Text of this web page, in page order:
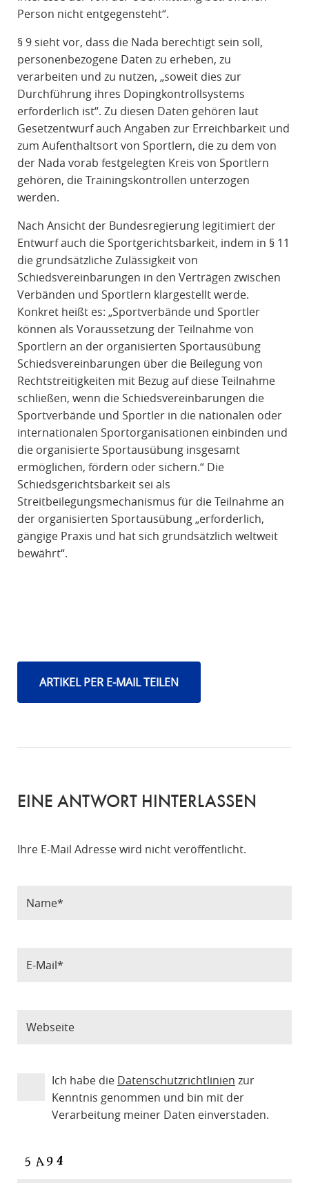
Person nicht entgegensteht“.
§ 9 sieht vor, dass die Nada berechtigt sein soll,
personenbezogene Daten zu erheben, zu
verarbeiten und zu nutzen, „soweit dies zur
Durchführung ihres Dopingkontrollsystems
erforderlich ist“. Zu diesen Daten gehören laut
Gesetzentwurf auch Angaben zur Erreichbarkeit und
zum Aufenthaltsort von Sportlern, die zu dem von
der Nada vorab festgelegten Kreis von Sportlern
gehören, die Trainingskontrollen unterzogen
werden.
Nach Ansicht der Bundesregierung legitimiert der
Entwurf auch die Sportgerichtsbarkeit, indem in § 11
die grundsätzliche Zulässigkeit von
Schiedsvereinbarungen in den Verträgen zwischen
Verbänden und Sportlern klargestellt werde.
Konkret heißt es: „Sportverbände und Sportler
können als Voraussetzung der Teilnahme von
Sportlern an der organisierten Sportausübung
Schiedsvereinbarungen über die Beilegung von
Rechtstreitigkeiten mit Bezug auf diese Teilnahme
schließen, wenn die Schiedsvereinbarungen die
Sportverbände und Sportler in die nationalen oder
internationalen Sportorganisationen einbinden und
die organisierte Sportausübung insgesamt
ermöglichen, fördern oder sichern.“ Die
Schiedsgerichtsbarkeit sei als
Streitbeilegungsmechanismus für die Teilnahme an
der organisierten Sportausübung „erforderlich,
gängige Praxis und hat sich grundsätzlich weltweit
bewährt“.
ARTIKEL PER E-MAIL TEILEN
EINE ANTWORT HINTERLASSEN
Ihre E-Mail Adresse wird nicht veröffentlicht.
Ich habe die Datenschutzrichtlinien zur
Kenntnis genommen und bin mit der
Verarbeitung meiner Daten einverstaden.